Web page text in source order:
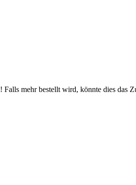
mehr bestellt wird, könnte dies das